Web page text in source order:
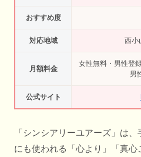
おすすめ度
対応地域 西小
月額料金
女性無料・男性登
男
公式サイト
「シンシアリーユアーズ」は
にも使われる「心より」「真